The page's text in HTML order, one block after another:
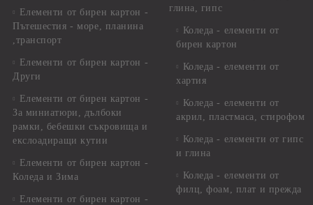
Елементи от бирен картон -
Пътешестия - море, планина
,транспорт
Елементи от бирен картон -
Други
Елементи от бирен картон -
За миниатюри, дълбоки
рамки, бебешки съкровища и
екслоадиращи кутии
Елементи от бирен картон -
Коледа и Зима
Елементи от бирен картон -
глина, гипс
Коледа - елементи от
бирен картон
Коледа - елементи от
хартия
Коледа - елементи от
акрил, пластмаса, стирофом
Коледа - елементи от гипс
и глина
Коледа - елементи от
филц, фоам, плат и прежда